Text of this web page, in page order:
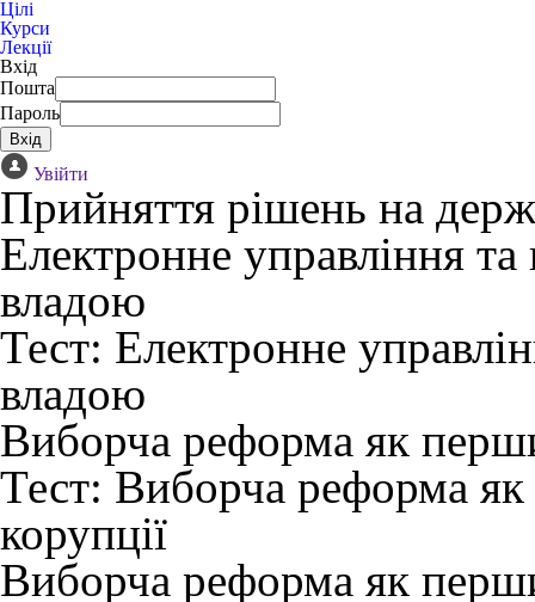
Цілі
Курси
Лекції
Вхід
Пошта
Пароль
Увійти
Прийняття рішень на
Електронне управління
владою
Тест: Електронне
владою
Виборча реформа як
Тест: Виборча реформа
корупції
Виборча реформа як